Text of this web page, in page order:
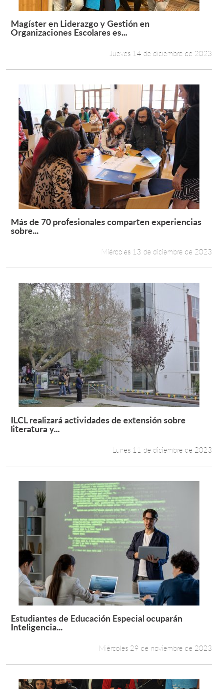
Leer más +
Magíster en Liderazgo y Gestión en
Organizaciones Escolares es...
Jueves 14 de diciembre de 2023
Leer más +
Más de 70 profesionales comparten experiencias
sobre...
Miércoles 13 de diciembre de 2023
Leer más +
ILCL realizará actividades de extensión sobre
literatura y...
Lunes 11 de diciembre de 2023
Leer más +
Estudiantes de Educación Especial ocuparán
Inteligencia...
Miércoles 29 de noviembre de 2023